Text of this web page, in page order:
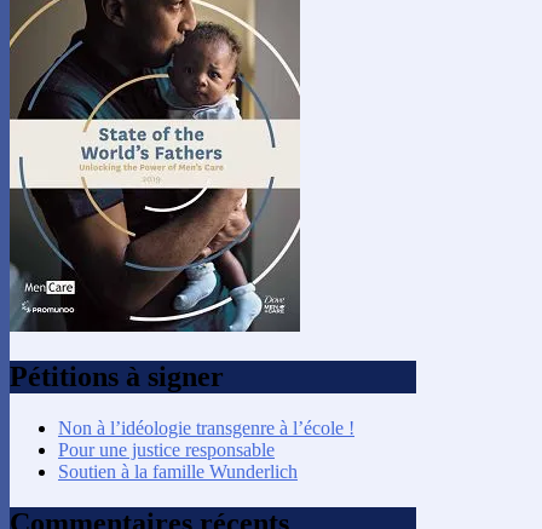
Pétitions à signer
Non à l’idéologie transgenre à l’école !
Pour une justice responsable
Soutien à la famille Wunderlich
Commentaires récents